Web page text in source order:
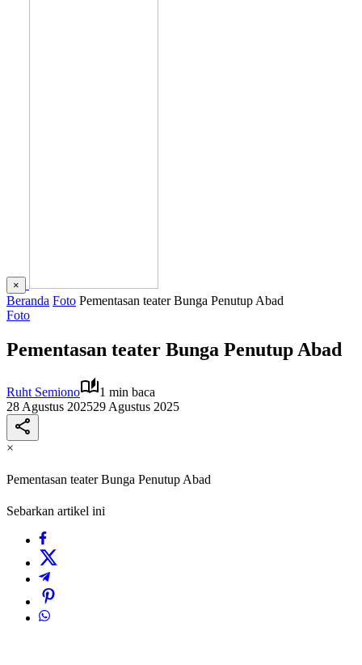
×
Beranda Foto Pementasan teater Bunga Penutup Abad
Foto
Pementasan teater Bunga Penutup Abad
Ruht Semiono
1 min baca
28 Agustus 202529 Agustus 2025
×
Pementasan teater Bunga Penutup Abad
Sebarkan artikel ini